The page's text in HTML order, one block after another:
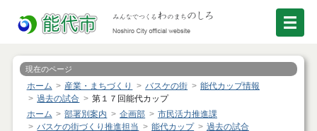
現在のページ
ホーム 産業・まちづくり バスケの街
能代カップ情報
過去の試合
第１７回能代カップ
ホーム
部署別案内 企画部
市民活力推進課
バスケの街づくり推進担当
能代カップ
過去の試合